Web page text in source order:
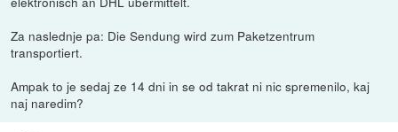
Za naslednje pa: Die Sendung wird zum Paketzentrum
transportiert.
Ampak to je sedaj ze 14 dni in se od takrat ni nic spremenilo, kaj
naj naredim?